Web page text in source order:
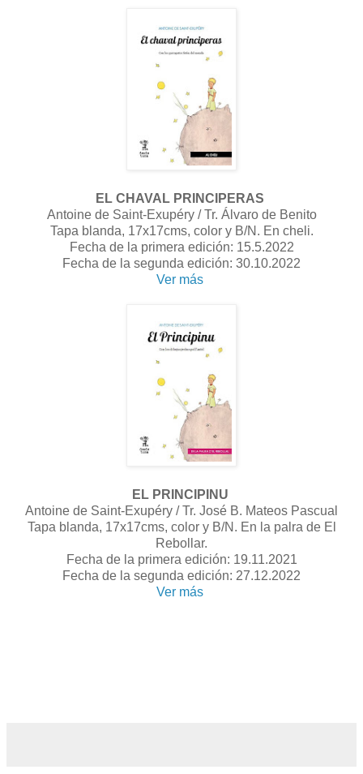
EL CHAVAL PRINCIPERAS
Antoine de Saint-Exupéry / Tr. Álvaro de Benito
Tapa blanda, 17x17cms, color y B/N. En cheli.
Fecha de la primera edición: 15.5.2022
Fecha de la segunda edición: 30.10.2022
Ver más
EL PRINCIPINU
Antoine de Saint-Exupéry / Tr. José B. Mateos Pascual
Tapa blanda, 17x17cms, color y B/N. En la palra de El
Rebollar.
Fecha de la primera edición: 19.11.2021
Fecha de la segunda edición: 27.12.2022
Ver más